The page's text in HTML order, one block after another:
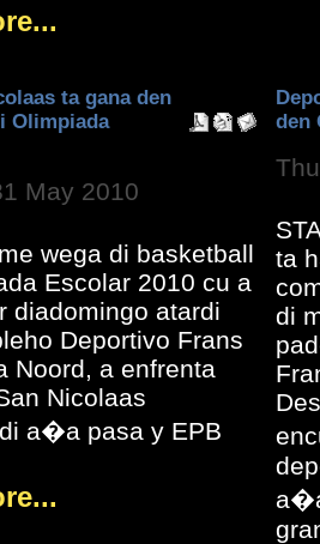
ta gana den
Olimpiada
May 2010
wega di basketball
Escolar 2010 cu a
diadomingo atardi
Deportivo Frans
Noord, a enfrenta
Nicolaas
a�a pasa y EPB
den
ta
di